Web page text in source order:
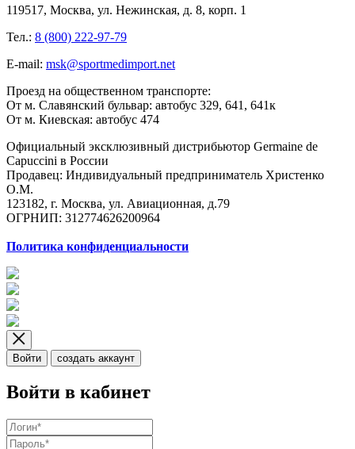
119517, Москва, ул. Нежинская, д. 8, корп. 1
Тел.: 8 (800) 222-97-79
E-mail: msk@sportmedimport.net
Проезд на общественном транспорте:
От м. Славянский бульвар: автобус 329, 641, 641к
От м. Киевская: автобус 474
Официальный эксклюзивный дистрибьютор Germaine de
Capuccini в России
Продавец: Индивидуальный предприниматель Христенко
О.М.
123182, г. Москва, ул. Авиационная, д.79
ОГРНИП: 312774626200964
Политика конфиденциальности
Войти создать аккаунт
Войти в кабинет